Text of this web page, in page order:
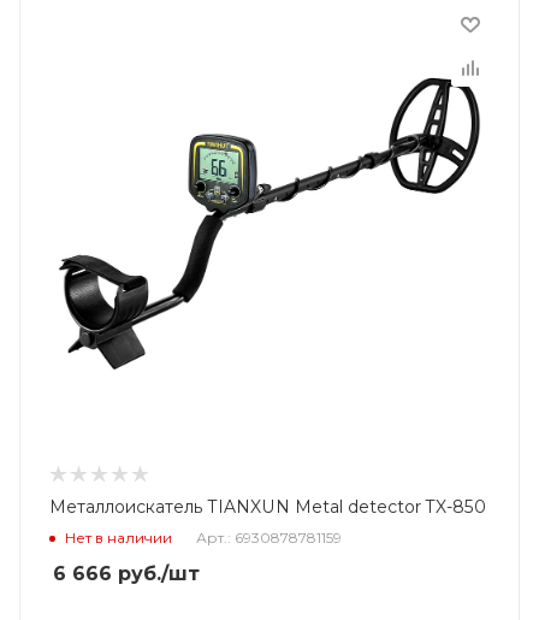
Металлоискатель TIANXUN Metal detector TX-850
Нет в наличии Арт.: 6930878781159
6 666 руб./шт